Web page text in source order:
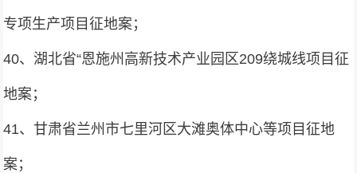
专项生产项目征地案；
40、湖北省“恩施州高新技术产业园区209绕城线项目征
地案；
41、甘肃省兰州市七里河区大滩奥体中心等项目征地
案；